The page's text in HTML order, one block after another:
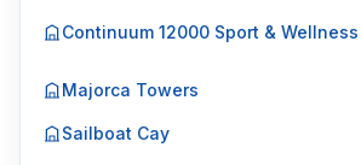
Continuum 12000 Sport &
Majorca Towers
Sailboat Cay